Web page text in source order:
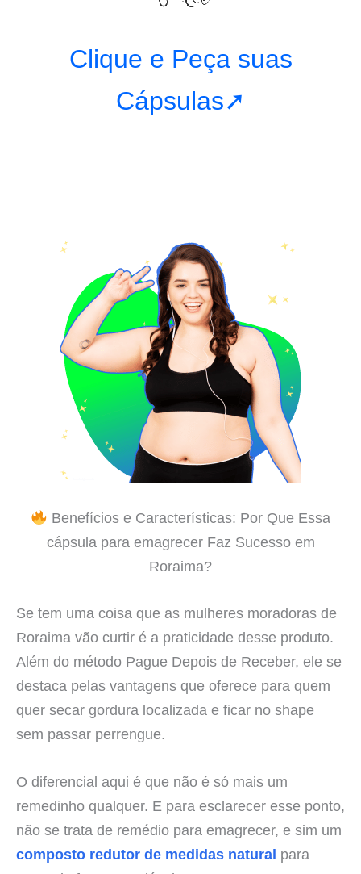
Clique e Peça suas
Cápsulas➚
Benefícios e Características: Por Que Essa
cápsula para emagrecer Faz Sucesso em
Roraima?
Se tem uma coisa que as mulheres moradoras de
Roraima vão curtir é a praticidade desse produto.
Além do método Pague Depois de Receber, ele se
destaca pelas vantagens que oferece para quem
quer secar gordura localizada e ficar no shape
sem passar perrengue.
O diferencial aqui é que não é só mais um
remedinho qualquer. E para esclarecer esse ponto,
não se trata de remédio para emagrecer, e sim um
composto redutor de medidas natural para